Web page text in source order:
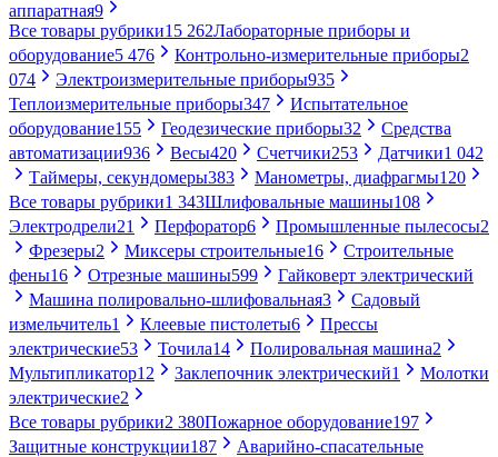
аппаратная9
Все товары рубрики15 262Лабораторные приборы и
оборудование5 476 Контрольно-измерительные приборы2
074
Электроизмерительные приборы935
Теплоизмерительные приборы347
Испытательное
оборудование155 Геодезические приборы32
Средства
автоматизации936 Весы420 Счетчики253 Датчики1 042
Таймеры, секундомеры383 Манометры, диафрагмы120
Все товары рубрики1 343Шлифовальные машины108
Электродрели21 Перфоратор6 Промышленные пылесосы2
Фрезеры2 Миксеры строительные16
Строительные
фены16 Отрезные машины599
Гайковерт электрический
Машина полировально-шлифовальная3
Садовый
измельчитель1 Клеевые пистолеты6
Прессы
электрические53 Точила14 Полировальная машина2
Мультипликатор12 Заклепочник электрический1
Молотки
электрические2
Все товары рубрики2 380Пожарное оборудование197
Защитные конструкции187
Аварийно-спасательные